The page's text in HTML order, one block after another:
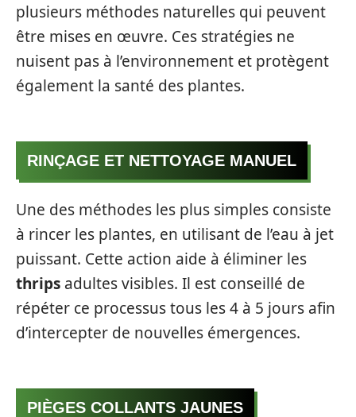
plusieurs méthodes naturelles qui peuvent
être mises en œuvre. Ces stratégies ne
nuisent pas à l’environnement et protègent
également la santé des plantes.
RINÇAGE ET NETTOYAGE MANUEL
Une des méthodes les plus simples consiste
à rincer les plantes, en utilisant de l’eau à jet
puissant. Cette action aide à éliminer les
thrips adultes visibles. Il est conseillé de
répéter ce processus tous les 4 à 5 jours afin
d’intercepter de nouvelles émergences.
PIÈGES COLLANTS JAUNES